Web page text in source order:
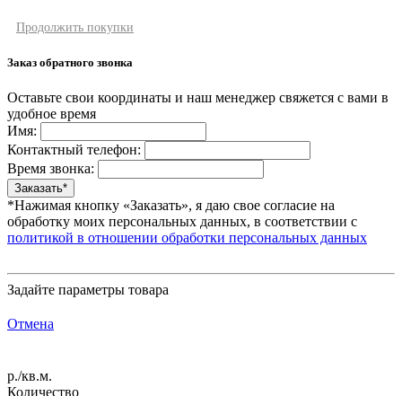
Продолжить покупки
Заказ обратного звонка
Оставьте свои координаты и наш менеджер свяжется с вами в
удобное время
Имя:
Контактный телефон:
Время звонка:
*Нажимая кнопку «Заказать», я даю свое согласие на
обработку моих персональных данных, в соответствии с
политикой в отношении обработки персональных данных
Задайте параметры товара
Отмена
р./кв.м.
Количество